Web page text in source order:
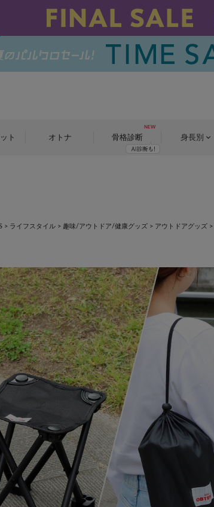
ト オトナ 骨格診断 身長別
> ライフスタイル > 趣味/アウトドア/健康グッズ > アウトドアグッズ >